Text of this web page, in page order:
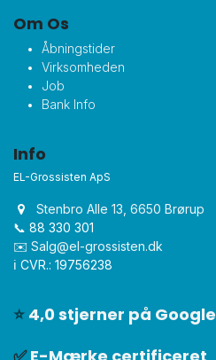
Om Os
Åbningstider
Virksomheden
Job
Bank Info
Info
EL-Grossisten ApS
Stenbro Alle 13, 6650 Brørup
📞 88 330 301
✉️ Salg@el-grossisten.dk​
ℹ️ CVR.: 19756238
⭐ 4,0 stjerner på Google